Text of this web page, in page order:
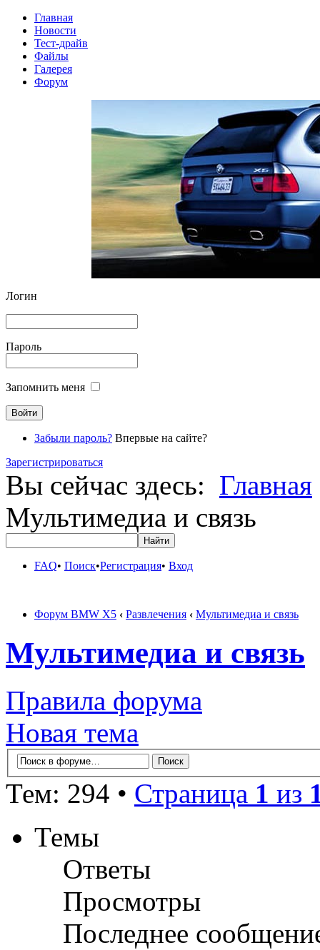
Главная
Новости
Тест-драйв
Файлы
Галерея
Форум
Логин
Пароль
Запомнить меня
Забыли пароль? Впервые на сайте?
Зарегистрироваться
Вы сейчас здесь: Главная
Мультимедиа и связь
FAQ• Поиск•Регистрация• Вход
Форум BMW X5 ‹ Развлечения ‹ Мультимедиа и связь
Мультимедиа и связь
Правила форума
Новая тема
Тем: 294 • Страница 1 из
Темы
Ответы
Просмотры
Последнее